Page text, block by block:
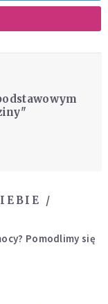
/
Pomodlimy się